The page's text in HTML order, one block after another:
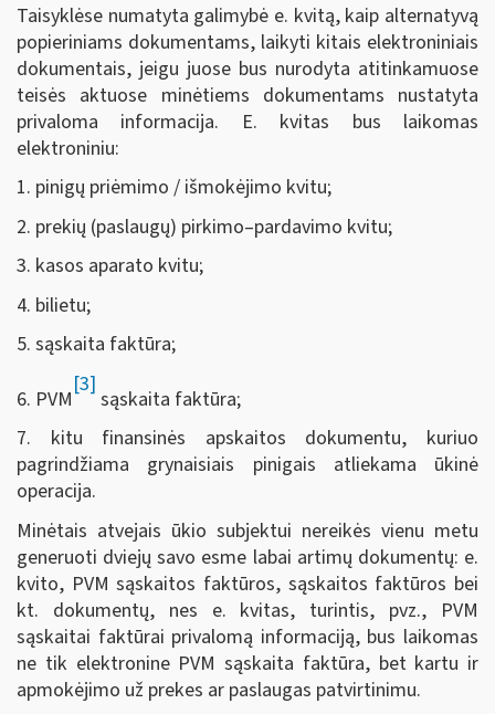
Taisyklėse numatyta galimybė e. kvitą, kaip alternatyvą
popieriniams dokumentams, laikyti kitais elektroniniais
dokumentais, jeigu juose bus nurodyta atitinkamuose
teisės aktuose minėtiems dokumentams nustatyta
privaloma informacija. E. kvitas bus laikomas
elektroniniu:
1. pinigų priėmimo / išmokėjimo kvitu;
2. prekių (paslaugų) pirkimo–pardavimo kvitu;
3. kasos aparato kvitu;
4. bilietu;
5. sąskaita faktūra;
6. PVM
[3]
sąskaita faktūra;
7. kitu finansinės apskaitos dokumentu, kuriuo
pagrindžiama grynaisiais pinigais atliekama ūkinė
operacija.
Minėtais atvejais ūkio subjektui nereikės vienu metu
generuoti dviejų savo esme labai artimų dokumentų: e.
kvito, PVM sąskaitos faktūros, sąskaitos faktūros bei
kt. dokumentų, nes e. kvitas, turintis, pvz., PVM
sąskaitai faktūrai privalomą informaciją, bus laikomas
ne tik elektronine PVM sąskaita faktūra, bet kartu ir
apmokėjimo už prekes ar paslaugas patvirtinimu.